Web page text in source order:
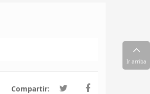
Compartir:
Ir arriba